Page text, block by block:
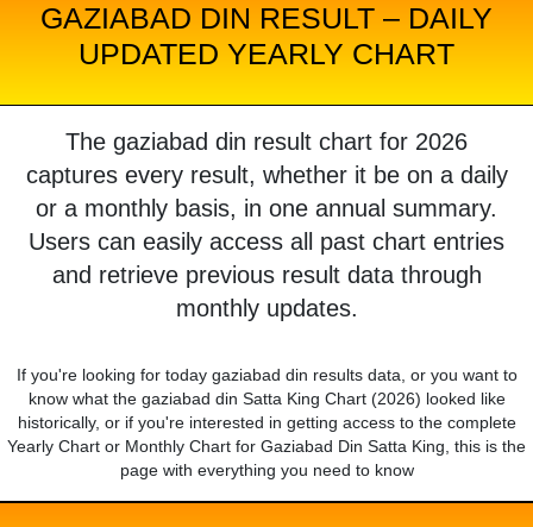
GAZIABAD DIN RESULT – DAILY
UPDATED YEARLY CHART
The gaziabad din result chart for 2026
captures every result, whether it be on a daily
or a monthly basis, in one annual summary.
Users can easily access all past chart entries
and retrieve previous result data through
monthly updates.
If you're looking for today gaziabad din results data, or you want to
know what the gaziabad din Satta King Chart (2026) looked like
historically, or if you're interested in getting access to the complete
Yearly Chart or Monthly Chart for Gaziabad Din Satta King, this is the
page with everything you need to know